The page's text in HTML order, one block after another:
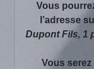
Vous
l’adresse
Dupont Fils, 1
Vous